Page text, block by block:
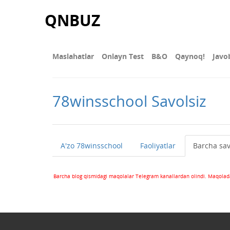
QNBUZ
Maslahatlar Onlayn Test В&О Qaynoq!
78winsschool Savolsiz
A'zo 78winsschool Faoliyatlar Barcha
Barcha blog qismidagi maqolalar Telegram kanallardan olindi.